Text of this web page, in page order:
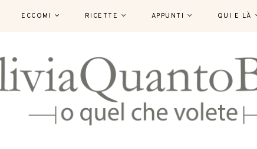
ECCOMI RICETTE APPUNTI QUI E LÀ